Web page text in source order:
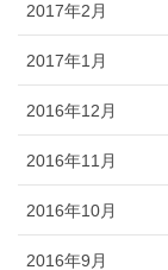
2017年2月
2017年1月
2016年12月
2016年11月
2016年10月
2016年9月